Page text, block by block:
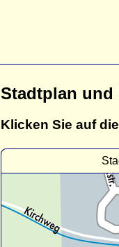
Stadtplan und
Klicken Sie auf